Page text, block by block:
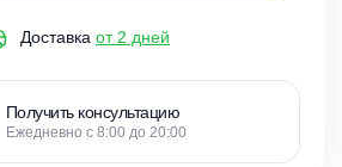
Доставка от 2 дней
Получить консультацию
Ежедневно с 8:00 до 20:00